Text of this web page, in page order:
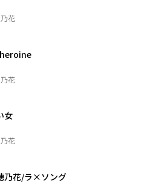
花
花
女
花
乃花/ラ×ソング